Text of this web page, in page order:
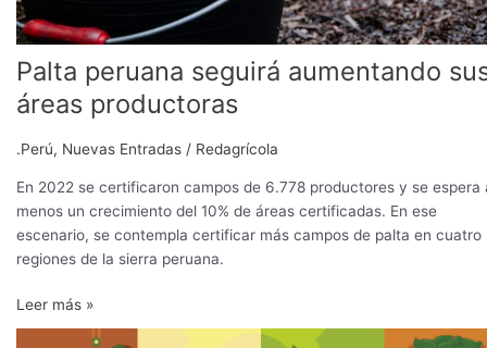
Palta peruana seguirá aumentando
áreas productoras
.Perú, Nuevas Entradas / Redagrícola
En 2022 se certificaron campos de 6.778 productores y se espera
menos un crecimiento del 10% de áreas certificadas. En ese
escenario, se contempla certificar más campos de palta en cuatro
regiones de la sierra peruana.
Leer más »